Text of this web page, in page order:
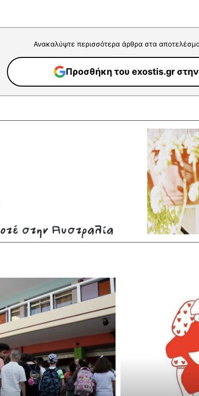
Ανακαλύψτε περισσότερα άρθρα στα
Προσθήκη του exostis.gr